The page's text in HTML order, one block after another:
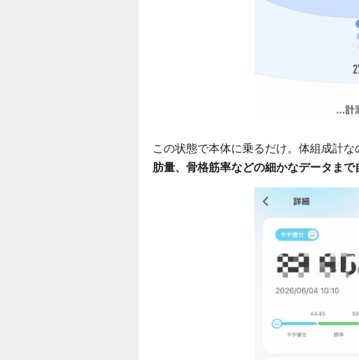
この状態で本体に乗るだけ。体組成計な
肪量、骨格筋率などの細かなデータまで